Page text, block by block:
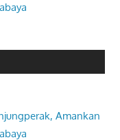
Amankan